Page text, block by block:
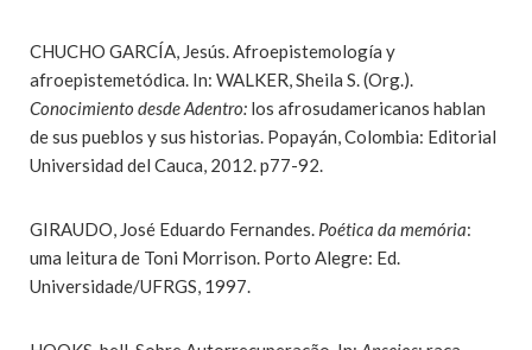
CHUCHO GARCÍA, Jesús. Afroepistemología y
afroepistemetódica. In: WALKER, Sheila S. (Org.).
Conocimiento desde Adentro: los afrosudamericanos hablan
de sus pueblos y sus historias. Popayán, Colombia: Editorial
Universidad del Cauca, 2012. p77-92.
GIRAUDO, José Eduardo Fernandes. Poética da memória:
uma leitura de Toni Morrison. Porto Alegre: Ed.
Universidade/UFRGS, 1997.